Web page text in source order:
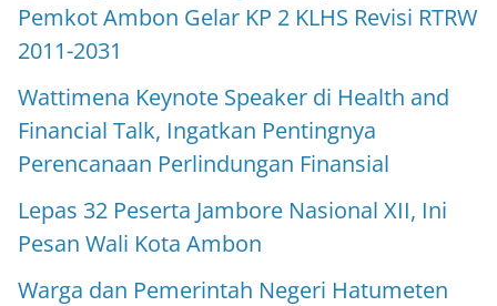
Pemkot Ambon Gelar KP 2 KLHS Revisi RTRW
2011-2031
Wattimena Keynote Speaker di Health and
Financial Talk, Ingatkan Pentingnya
Perencanaan Perlindungan Finansial
Lepas 32 Peserta Jambore Nasional XII, Ini
Pesan Wali Kota Ambon
Warga dan Pemerintah Negeri Hatumeten